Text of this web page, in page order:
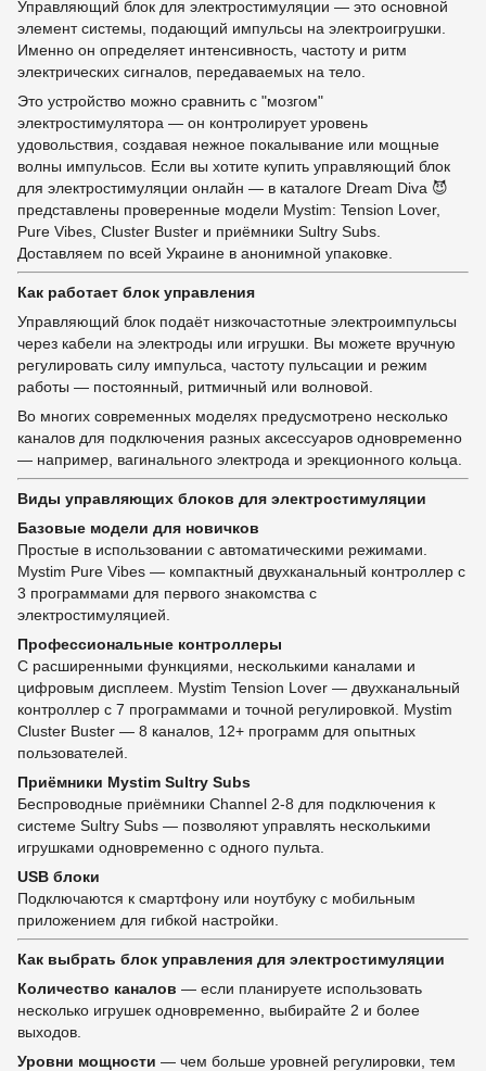
Управляющий блок для электростимуляции — это основной
элемент системы, подающий импульсы на электроигрушки.
Именно он определяет интенсивность, частоту и ритм
электрических сигналов, передаваемых на тело.
Это устройство можно сравнить с "мозгом"
электростимулятора — он контролирует уровень
удовольствия, создавая нежное покалывание или мощные
волны импульсов. Если вы хотите купить управляющий блок
для электростимуляции онлайн — в каталоге Dream Diva 😈
представлены проверенные модели Mystim: Tension Lover,
Pure Vibes, Cluster Buster и приёмники Sultry Subs.
Доставляем по всей Украине в анонимной упаковке.
Как работает блок управления
Управляющий блок подаёт низкочастотные электроимпульсы
через кабели на электроды или игрушки. Вы можете вручную
регулировать силу импульса, частоту пульсации и режим
работы — постоянный, ритмичный или волновой.
Во многих современных моделях предусмотрено несколько
каналов для подключения разных аксессуаров одновременно
— например, вагинального электрода и эрекционного кольца.
Виды управляющих блоков для электростимуляции
Базовые модели для новичков
Простые в использовании с автоматическими режимами.
Mystim Pure Vibes — компактный двухканальный контроллер с
3 программами для первого знакомства с
электростимуляцией.
Профессиональные контроллеры
С расширенными функциями, несколькими каналами и
цифровым дисплеем. Mystim Tension Lover — двухканальный
контроллер с 7 программами и точной регулировкой. Mystim
Cluster Buster — 8 каналов, 12+ программ для опытных
пользователей.
Приёмники Mystim Sultry Subs
Беспроводные приёмники Channel 2-8 для подключения к
системе Sultry Subs — позволяют управлять несколькими
игрушками одновременно с одного пульта.
USB блоки
Подключаются к смартфону или ноутбуку с мобильным
приложением для гибкой настройки.
Как выбрать блок управления для электростимуляции
Количество каналов — если планируете использовать
несколько игрушек одновременно, выбирайте 2 и более
выходов.
Уровни мощности — чем больше уровней регулировки, тем